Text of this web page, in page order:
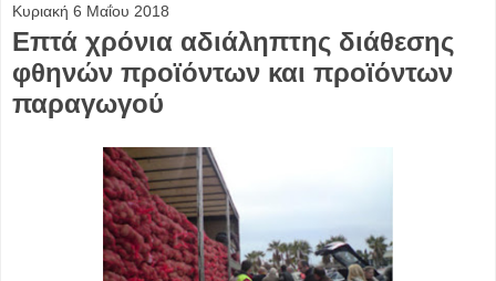
Κυριακή 6 Μαΐου 2018
Eπτά χρόνια αδιάληπτης διάθεσης
φθηνών προϊόντων και προϊόντων
παραγωγού